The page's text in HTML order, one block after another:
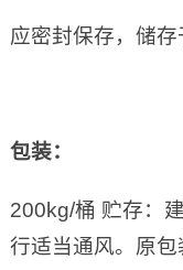
应密封保存，储
包装：
200kg/桶 贮存：
行适当通风。原